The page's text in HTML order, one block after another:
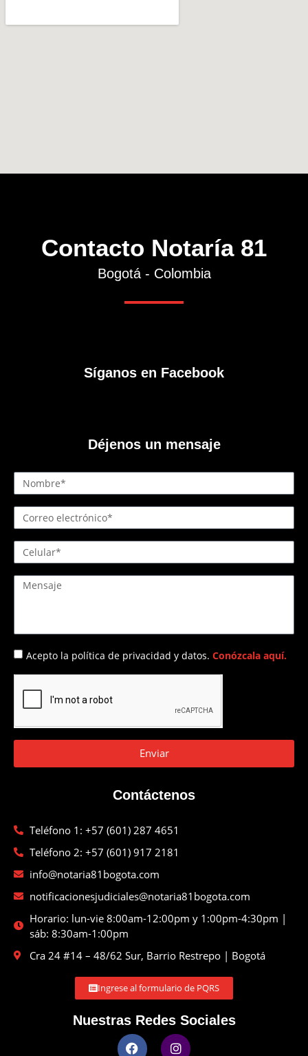
Contacto Notaría 81
Bogotá - Colombia
Síganos en Facebook
Déjenos un mensaje
Acepto la política de privacidad y datos. Conózcala aquí.
Enviar
Contáctenos
Teléfono 1: +57 (601) 287 4651
Teléfono 2: +57 (601) 917 2181
info@notaria81bogota.com
notificacionesjudiciales@notaria81bogota.com
Horario: lun-vie 8:00am-12:00pm y 1:00pm-4:30pm |
sáb: 8:30am-1:00pm
Cra 24 #14 – 48/62 Sur, Barrio Restrepo | Bogotá
Ingrese al formulario de PQRS
Nuestras Redes Sociales